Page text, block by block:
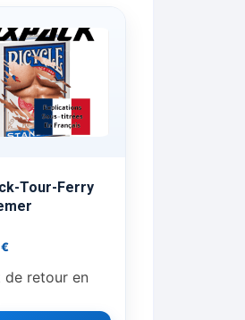
Tour-Ferry
€
de retour en